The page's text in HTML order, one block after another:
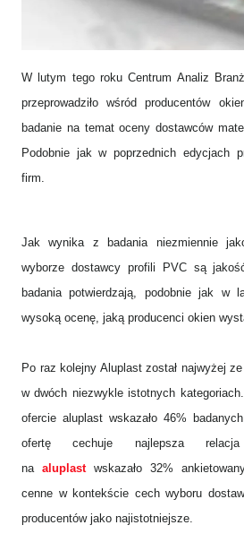
W lutym tego roku Centrum Analiz
przeprowadziło wśród producentów
badanie na temat oceny dostawców
Podobnie jak w poprzednich edycjach
firm.
Jak wynika z badania niezmiennie
wyborze dostawcy profili PVC są
badania potwierdzają, podobnie jak w
wysoką ocenę, jaką producenci okien
Po raz kolejny Aluplast został najwyżej
w dwóch niezwykle istotnych
ofercie aluplast wskazało 46%
ofertę cechuje najlepsza
na aluplast wskazało 32%
cenne w kontekście cech wyboru
producentów jako najistotniejsze.